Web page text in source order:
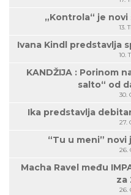
„Kontrola“ je
13.
Ivana Kindl predstavlja
10.
KANDŽIJA : Porinom
salto“ od
30.
Ika predstavlja
27.
“Tu u meni”
26.
Macha Ravel među
za
26.